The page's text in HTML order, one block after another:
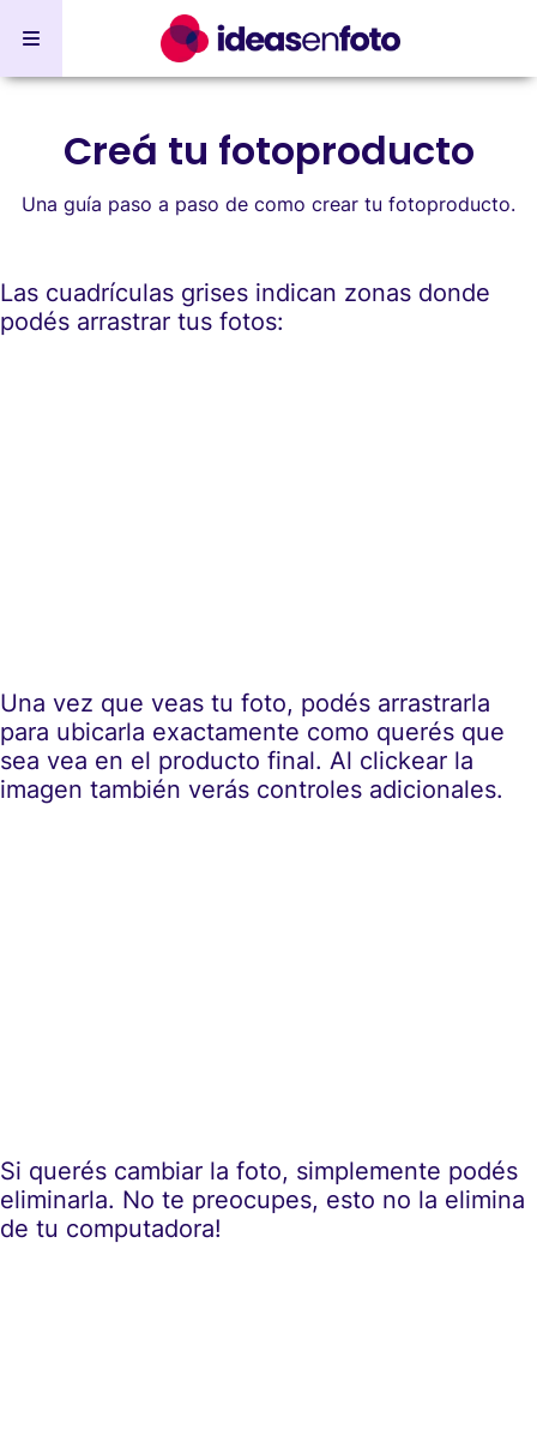
Creá tu fotoproducto
Una guía paso a paso de como crear tu fotoproducto.
Las cuadrículas grises indican zonas donde
podés arrastrar tus fotos:
Una vez que veas tu foto, podés arrastrarla
para ubicarla exactamente como querés que
sea vea en el producto final. Al clickear la
imagen también verás controles adicionales.
Si querés cambiar la foto, simplemente podés
eliminarla. No te preocupes, esto no la elimina
de tu computadora!